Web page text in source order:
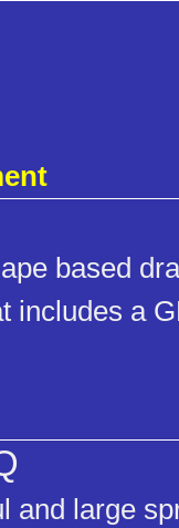
based
includes a
and large